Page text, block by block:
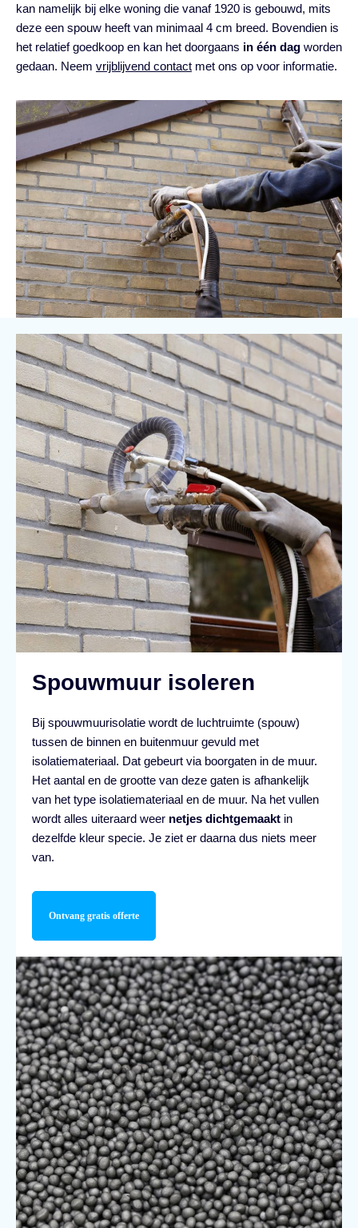
kan namelijk bij elke woning die vanaf 1920 is gebouwd, mits
deze een spouw heeft van minimaal 4 cm breed. Bovendien is
het relatief goedkoop en kan het doorgaans in één dag worden
gedaan. Neem vrijblijvend contact met ons op voor informatie.
Spouwmuur isoleren
Bij spouwmuurisolatie wordt de luchtruimte (spouw)
tussen de binnen en buitenmuur gevuld met
isolatiemateriaal. Dat gebeurt via boorgaten in de muur.
Het aantal en de grootte van deze gaten is afhankelijk
van het type isolatiemateriaal en de muur. Na het vullen
wordt alles uiteraard weer netjes dichtgemaakt in
dezelfde kleur specie. Je ziet er daarna dus niets meer
van.
Ontvang gratis offerte